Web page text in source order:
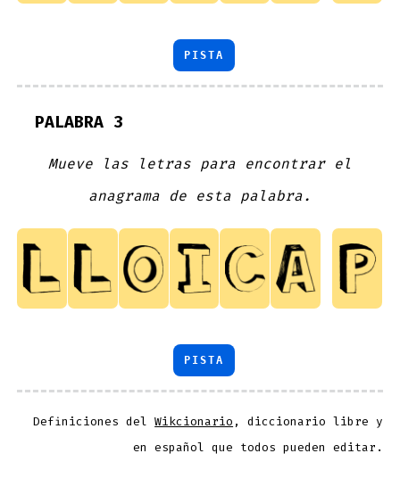
PISTA
PALABRA 3
Mueve las letras para encontrar el
anagrama de esta palabra.
PISTA
Definiciones delWikcionario , diccionario libre y
en español que todos pueden editar.